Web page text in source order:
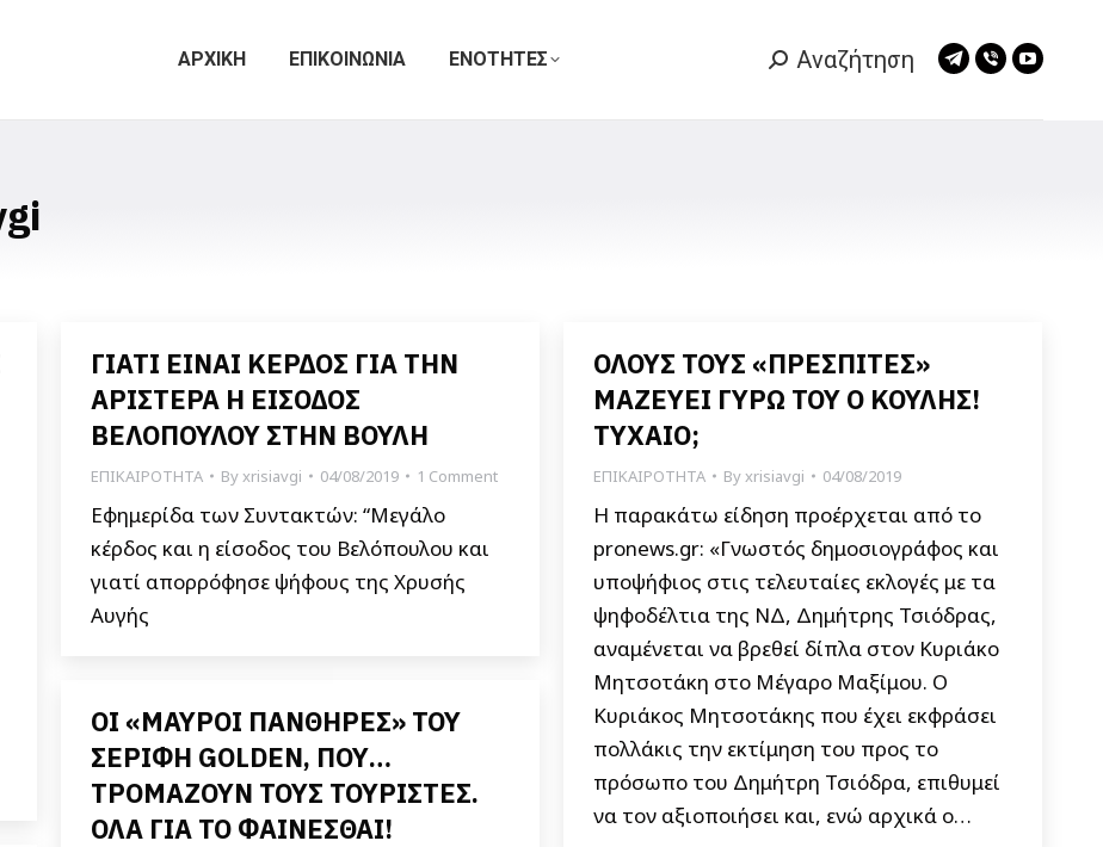
ΑΡΧΙΚΗ ΕΠΙΚΟΙΝΩΝΙΑ ΕΝΟΤΗΤΕΣ Search:
Αναζήτηση
Telegram
Viber
ΓΙΑΤΙ ΕΙΝΑΙ ΚΕΡΔΟΣ ΓΙΑ ΤΗΝ
ΑΡΙΣΤΕΡΑ Η ΕΙΣΟΔΟΣ
ΒΕΛΟΠΟΥΛΟΥ ΣΤΗΝ ΒΟΥΛΗ
ΕΠΙΚΑΙΡΟΤΗΤΑ Byxrisiavgi 04/08/2019 1 Comment
Εφημερίδα των Συντακτών: “Μεγάλο
κέρδος και η είσοδος του Βελόπουλου και
γιατί απορρόφησε ψήφους της Χρυσής
Αυγής
ΟΛΟΥΣ ΤΟΥΣ «ΠΡΕΣΠΙΤΕΣ»
ΜΑΖΕΥΕΙ ΓΥΡΩ ΤΟΥ Ο ΚΟΥΛΗΣ!
ΤΥΧΑΙΟ;
ΕΠΙΚΑΙΡΟΤΗΤΑ Byxrisiavgi 04/08/2019
Η παρακάτω είδηση προέρχεται από το
pronews.gr: «Γνωστός δημοσιογράφος και
υποψήφιος στις τελευταίες εκλογές με τα
ψηφοδέλτια της ΝΔ, Δημήτρης Τσιόδρας,
αναμένεται να βρεθεί δίπλα στον Κυριάκο
Μητσοτάκη στο Μέγαρο Μαξίμου. Ο
Κυριάκος Μητσοτάκης που έχει εκφράσει
πολλάκις την εκτίμηση του προς το
πρόσωπο του Δημήτρη Τσιόδρα, επιθυμεί
να τον αξιοποιήσει και, ενώ αρχικά ο…
ΟΙ «ΜΑΥΡΟΙ ΠΑΝΘΗΡΕΣ» ΤΟΥ
ΣΕΡΙΦΗ GOLDEN, ΠΟΥ…
ΤΡΟΜΑΖΟΥΝ ΤΟΥΣ ΤΟΥΡΙΣΤΕΣ.
ΟΛΑ ΓΙΑ ΤΟ ΦΑΙΝΕΣΘΑΙ!